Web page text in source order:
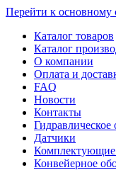
Перейти к
Каталог товаров
Каталог
О компании
Оплата и
FAQ
Новости
Контакты
Гидравлическое
Датчики
Комплектующие
Конвейерное